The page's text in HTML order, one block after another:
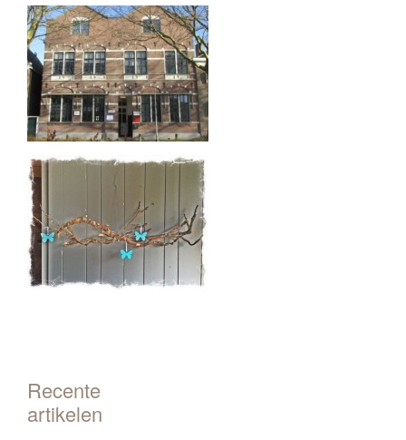
Recente
artikelen